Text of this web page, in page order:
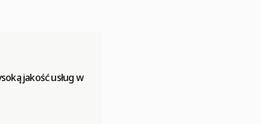
jakość usług w